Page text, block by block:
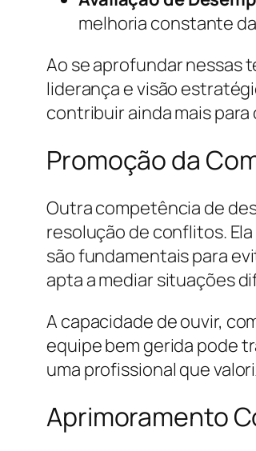
melhoria constante
Ao se aprofundar nessas
liderança e visão
contribuir ainda mais
Promoção da
Outra competência de
resolução de conflitos.
são fundamentais para
apta a mediar situações
A capacidade de ouvir,
equipe bem gerida pode
uma profissional que
Aprimoramento